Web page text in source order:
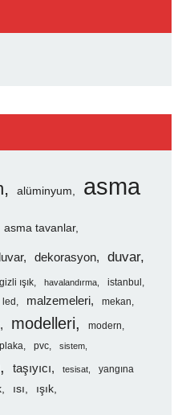
alüminyum
asma
asma tavanlar
dekorasyon duvar
gizli ışık havalandırma istanbul
led malzemeleri mekan
modelleri
modern
plaka pvc sistem
taşıyıcı tesisat
yangına
ısı ışık